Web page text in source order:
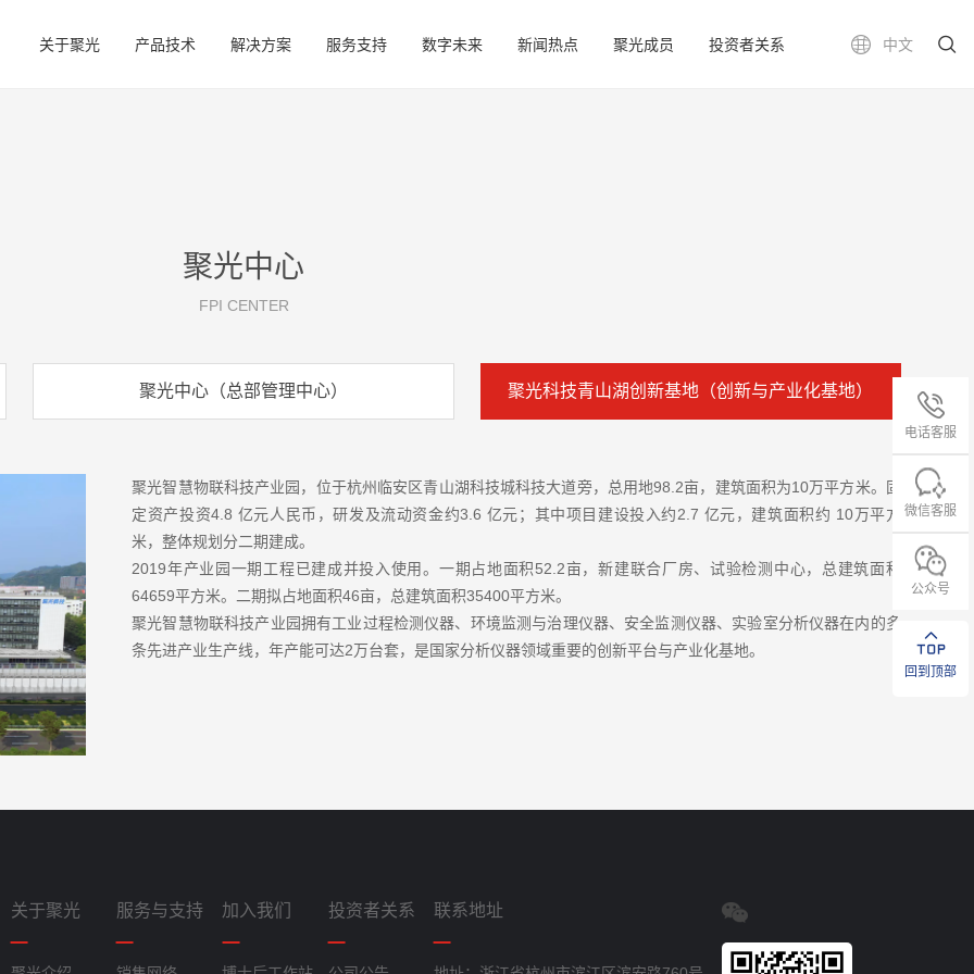
中文
关于聚光 产品技术 解决方案 服务支持 数字未来 新闻热点 聚光成员 投资者关系
电话客服
微信客服
公众号
回到顶部
聚光中心
FPI CENTER
聚光中心（总部管理中心） 聚光科技青山湖创新基地（创新与产业化基地）
聚光智慧物联科技产业园，位于杭州临安区青山湖科技城科技大道旁，总用地98.2亩，建筑面积为10万平方米。固
定资产投资4.8 亿元人民币，研发及流动资金约3.6 亿元；其中项目建设投入约2.7 亿元，建筑面积约 10万平方
米，整体规划分二期建成。
2019年产业园一期工程已建成并投入使用。一期占地面积52.2亩，新建联合厂房、试验检测中心，总建筑面积
64659平方米。二期拟占地面积46亩，总建筑面积35400平方米。
聚光智慧物联科技产业园拥有工业过程检测仪器、环境监测与治理仪器、安全监测仪器、实验室分析仪器在内的多
条先进产业生产线，年产能可达2万台套，是国家分析仪器领域重要的创新平台与产业化基地。
关于聚光 服务与支持 加入我们 投资者关系 联系地址